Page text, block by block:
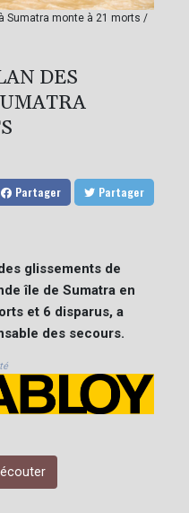
Sumatra monte à 21 morts /
DES
Partager Partager
glissements de
île de Sumatra en
et 6 disparus, a
des secours.